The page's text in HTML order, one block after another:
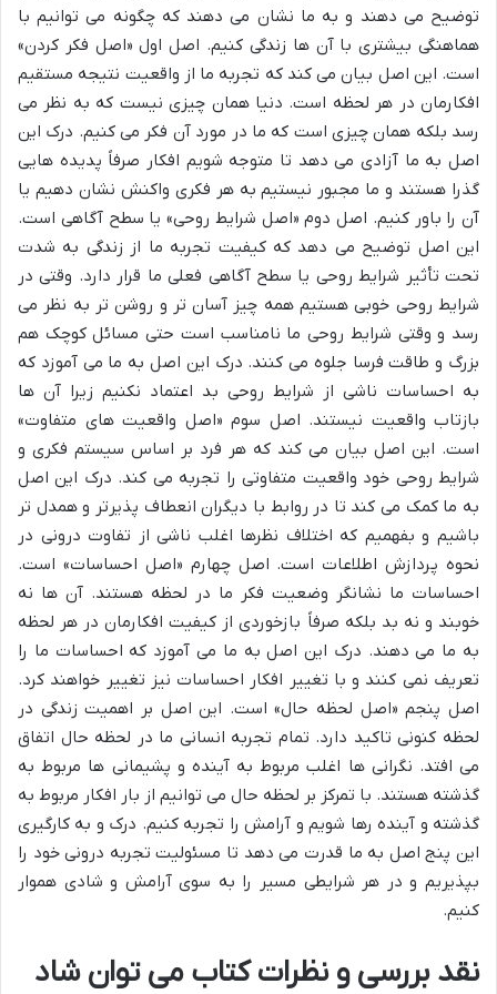
توضیح می دهند و به ما نشان می دهند که چگونه می توانیم با
هماهنگی بیشتری با آن ها زندگی کنیم. اصل اول «اصل فکر کردن»
است. این اصل بیان می کند که تجربه ما از واقعیت نتیجه مستقیم
افکارمان در هر لحظه است. دنیا همان چیزی نیست که به نظر می
رسد بلکه همان چیزی است که ما در مورد آن فکر می کنیم. درک این
اصل به ما آزادی می دهد تا متوجه شویم افکار صرفاً پدیده هایی
گذرا هستند و ما مجبور نیستیم به هر فکری واکنش نشان دهیم یا
آن را باور کنیم. اصل دوم «اصل شرایط روحی» یا سطح آگاهی است.
این اصل توضیح می دهد که کیفیت تجربه ما از زندگی به شدت
تحت تأثیر شرایط روحی یا سطح آگاهی فعلی ما قرار دارد. وقتی در
شرایط روحی خوبی هستیم همه چیز آسان تر و روشن تر به نظر می
رسد و وقتی شرایط روحی ما نامناسب است حتی مسائل کوچک هم
بزرگ و طاقت فرسا جلوه می کنند. درک این اصل به ما می آموزد که
به احساسات ناشی از شرایط روحی بد اعتماد نکنیم زیرا آن ها
بازتاب واقعیت نیستند. اصل سوم «اصل واقعیت های متفاوت»
است. این اصل بیان می کند که هر فرد بر اساس سیستم فکری و
شرایط روحی خود واقعیت متفاوتی را تجربه می کند. درک این اصل
به ما کمک می کند تا در روابط با دیگران انعطاف پذیرتر و همدل تر
باشیم و بفهمیم که اختلاف نظرها اغلب ناشی از تفاوت درونی در
نحوه پردازش اطلاعات است. اصل چهارم «اصل احساسات» است.
احساسات ما نشانگر وضعیت فکر ما در لحظه هستند. آن ها نه
خوبند و نه بد بلکه صرفاً بازخوردی از کیفیت افکارمان در هر لحظه
به ما می دهند. درک این اصل به ما می آموزد که احساسات ما را
تعریف نمی کنند و با تغییر افکار احساسات نیز تغییر خواهند کرد.
اصل پنجم «اصل لحظه حال» است. این اصل بر اهمیت زندگی در
لحظه کنونی تاکید دارد. تمام تجربه انسانی ما در لحظه حال اتفاق
می افتد. نگرانی ها اغلب مربوط به آینده و پشیمانی ها مربوط به
گذشته هستند. با تمرکز بر لحظه حال می توانیم از بار افکار مربوط به
گذشته و آینده رها شویم و آرامش را تجربه کنیم. درک و به کارگیری
این پنج اصل به ما قدرت می دهد تا مسئولیت تجربه درونی خود را
بپذیریم و در هر شرایطی مسیر را به سوی آرامش و شادی هموار
کنیم.
نقد بررسی و نظرات کتاب می توان شاد